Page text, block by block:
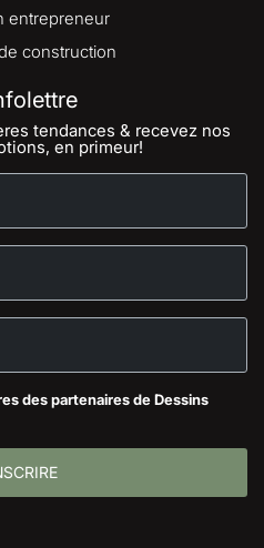
entrepreneur
construction
tendances & recevez nos
en primeur!
des partenaires de Dessins